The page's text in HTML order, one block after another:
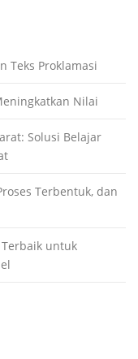
Teks Proklamasi
Nilai
Solusi Belajar
Terbentuk, dan
Terbaik untuk